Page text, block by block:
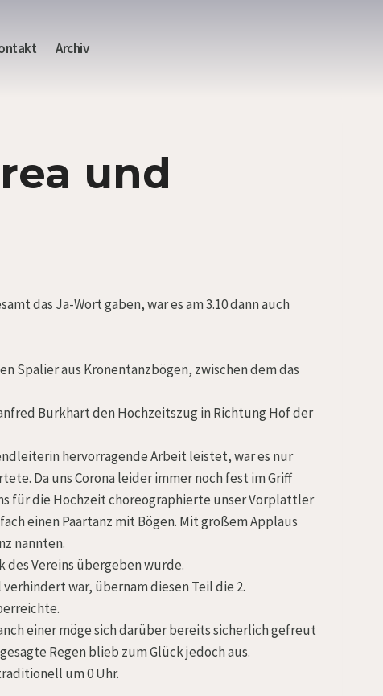
Archiv
und
das Ja-Wort gaben, war es am 3.10 dann auch
Spalier aus Kronentanzbögen, zwischen dem das
Burkhart den Hochzeitszug in Richtung Hof der
hervorragende Arbeit leistet, war es nur
Da uns Corona leider immer noch fest im Griff
für die Hochzeit choreographierte unser Vorplattler
einen Paartanz mit Bögen. Mit großem Applaus
nannten.
des Vereins übergeben wurde.
war, übernam diesen Teil die 2.
einer möge sich darüber bereits sicherlich gefreut
Regen blieb zum Glück jedoch aus.
um 0 Uhr.